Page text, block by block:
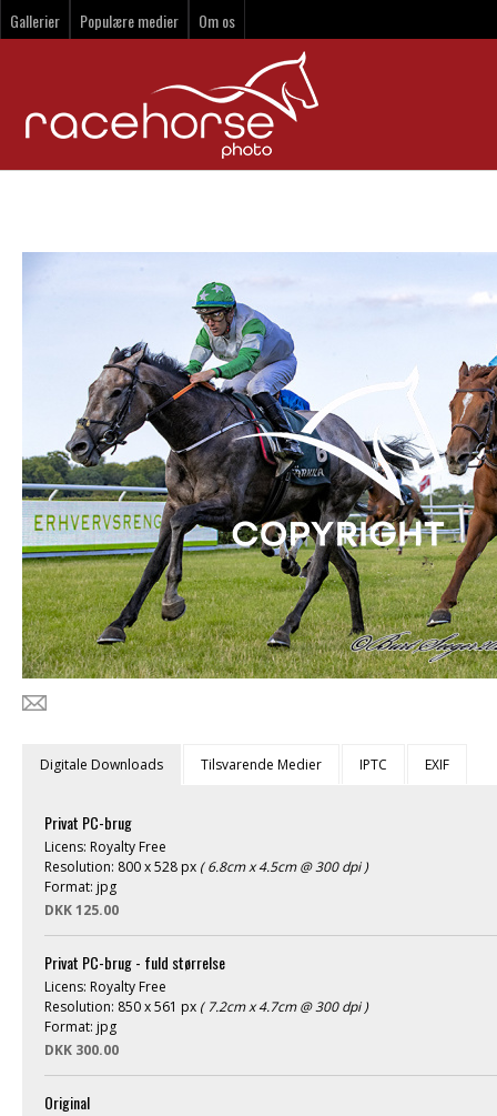
Gallerier Populære medier Om os
Digitale Downloads Tilsvarende Medier IPTC EXIF
Privat PC-brug
Licens: Royalty Free
Resolution: 800 x 528 px ( 6.8cm x 4.5cm @ 300 dpi )
Format: jpg
DKK 125.00
Privat PC-brug - fuld størrelse
Licens: Royalty Free
Resolution: 850 x 561 px ( 7.2cm x 4.7cm @ 300 dpi )
Format: jpg
DKK 300.00
Original